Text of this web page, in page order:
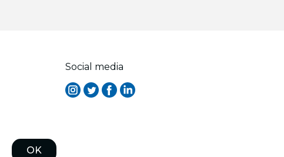
Social media
OK